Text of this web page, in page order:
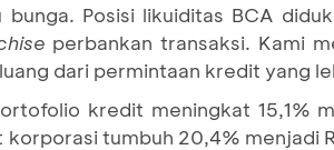
Posisi likuiditas BCA
perbankan transaksi. Kami
dari permintaan kredit yang
kredit meningkat 15,1%
tumbuh 20,4% menjadi